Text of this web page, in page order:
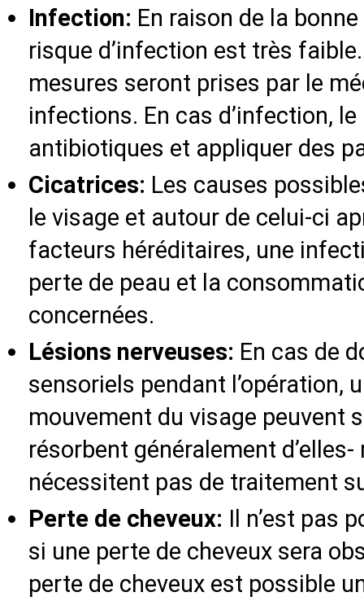
Infection: En raison de la
risque d’infection est très
mesures seront prises par le
infections. En cas d’infection,
antibiotiques et appliquer des
Cicatrices: Les causes
le visage et autour de celui-ci
facteurs héréditaires, une
perte de peau et la
concernées.
Lésions nerveuses: En cas de
sensoriels pendant l’opération,
mouvement du visage peuvent
résorbent généralement
nécessitent pas de traitement
Perte de cheveux: Il n’est pas
si une perte de cheveux sera
perte de cheveux est possible